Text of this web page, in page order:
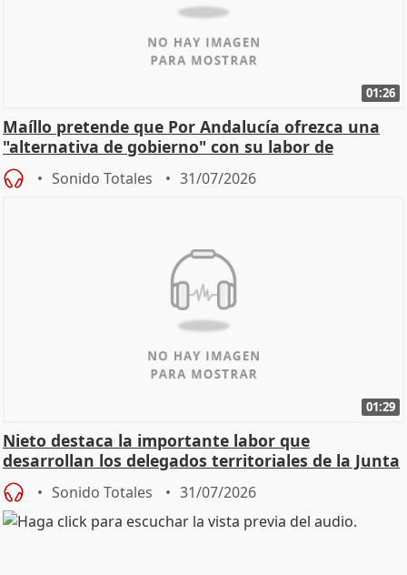
01:26
Maíllo pretende que Por Andalucía ofrezca una
"alternativa de gobierno" con su labor de
oposición
Sonido Totales 31/07/2026
01:29
Nieto destaca la importante labor que
desarrollan los delegados territoriales de la Junta
Sonido Totales 31/07/2026